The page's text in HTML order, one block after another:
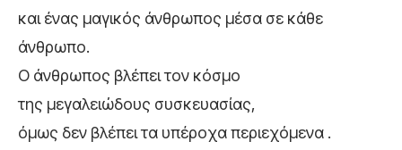
και ένας μαγικός άνθρωπος μέσα σε κάθε
άνθρωπο.
Ο άνθρωπος βλέπει τον κόσμο
της μεγαλειώδους συσκευασίας,
όμως δεν βλέπει τα υπέροχα περιεχόμενα .